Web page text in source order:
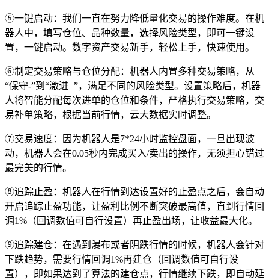
⑤一键启动：我们一直在努力降低量化交易的操作难度。在机
器人中，填写仓位、品种数量，选择风险类型，即可一键设
置，一键启动。数字资产交易新手，轻松上手，快速使用。
⑥制定交易策略与仓位分配：机器人内置多种交易策略，从
“保守-”到“激进+”，满足不同的风险类型。设置策略后，机器
人将智能分配每次进单的仓位和条件，严格执行交易策略，交
易补单策略，根据当前行情，云大数据实时调整。
⑦交易速度：因为机器人是7*24小时监控盘面，一旦出现波
动，机器人会在0.05秒内完成买入/卖出的操作，无须担心错过
最完美的行情。
⑧追踪止盈：机器人在行情到达设置好的止盈点之后，会自动
开启追踪止盈功能，让盈利比例不断突破最高值，直到行情回
调1%（回调数值可自行设置）再止盈出场，让收益最大化。
⑨追踪建仓：在遇到瀑布或者阴跌行情的时候，机器人会针对
下跌趋势，需要行情回调1%再建仓（回调数值可自行设
置），即如果达到了算法的建仓点，行情继续下跌，即自动延